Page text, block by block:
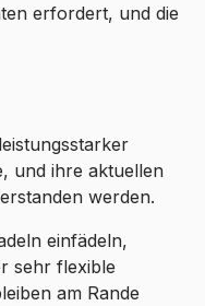
erfordert, und die
und ihre aktuellen
werden.
einfädeln,
sehr flexible
am Rande